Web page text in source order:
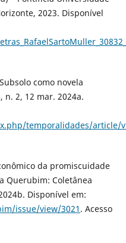
2023. Disponível
como novela
n. 2, 12 mar. 2024a.
temporalidades/article/
da promiscuidade
Querubim: Coletânea
Disponível em:
issue/view/3021 . Acesso